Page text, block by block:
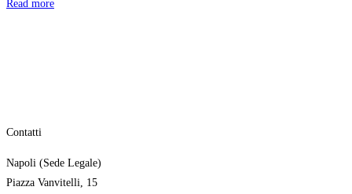
Read more
Contatti
Napoli (Sede Legale)
Piazza Vanvitelli, 15